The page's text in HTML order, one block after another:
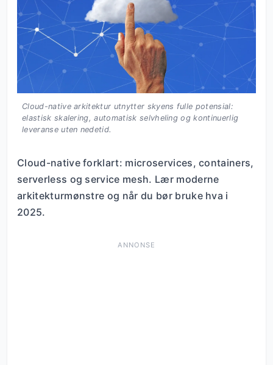
Cloud-native arkitektur utnytter skyens fulle potensial:
elastisk skalering, automatisk selvheling og kontinuerlig
leveranse uten nedetid.
Cloud-native forklart: microservices, containers,
serverless og service mesh. Lær moderne
arkitekturmønstre og når du bør bruke hva i
2025.
ANNONSE